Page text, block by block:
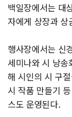
백일장에서는 대
자에게 상장과
행사장에서는 신
세미나와 시 낭송
해 시인의 시 구
시 작품 만들기
스도 운영된다.